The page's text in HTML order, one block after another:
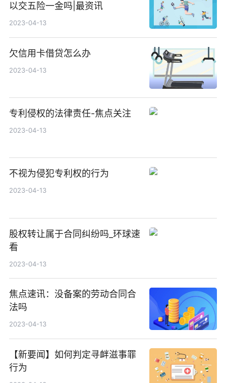
以交五险一金吗|最资讯
2023-04-13
欠信用卡借贷怎么办
2023-04-13
专利侵权的法律责任-焦点关注
2023-04-13
不视为侵犯专利权的行为
2023-04-13
股权转让属于合同纠纷吗_环球速
看
2023-04-13
焦点速讯：没备案的劳动合同合
法吗
2023-04-13
【新要闻】如何判定寻衅滋事罪
行为